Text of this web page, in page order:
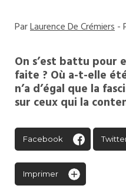
ParLaurence De Crémiers-
On s’est battu pour
faite ? Où a-t-elle
n’a d’égal que la
sur ceux qui la
Facebook
Imprimer